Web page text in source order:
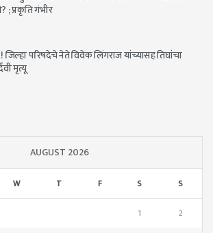
; प्रकृति गंभीर
परिषदेचे नेते विवेक लिंगराज यांच्यासह तिघांचा
मृत्यू
AUGUST 2026
W T F S S
1
2